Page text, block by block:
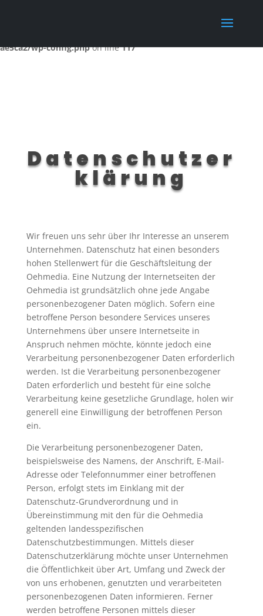
: Constant WP_MEMORY_LIMIT already defined in
ae5ca2/wp-config.phpon line117
Datenschutzer
klärung
Wir freuen uns sehr über Ihr Interesse an unserem
Unternehmen. Datenschutz hat einen besonders
hohen Stellenwert für die Geschäftsleitung der
Oehmedia. Eine Nutzung der Internetseiten der
Oehmedia ist grundsätzlich ohne jede Angabe
personenbezogener Daten möglich. Sofern eine
betroffene Person besondere Services unseres
Unternehmens über unsere Internetseite in
Anspruch nehmen möchte, könnte jedoch eine
Verarbeitung personenbezogener Daten erforderlich
werden. Ist die Verarbeitung personenbezogener
Daten erforderlich und besteht für eine solche
Verarbeitung keine gesetzliche Grundlage, holen wir
generell eine Einwilligung der betroffenen Person
ein.
Die Verarbeitung personenbezogener Daten,
beispielsweise des Namens, der Anschrift, E-Mail-
Adresse oder Telefonnummer einer betroffenen
Person, erfolgt stets im Einklang mit der
Datenschutz-Grundverordnung und in
Übereinstimmung mit den für die Oehmedia
geltenden landesspezifischen
Datenschutzbestimmungen. Mittels dieser
Datenschutzerklärung möchte unser Unternehmen
die Öffentlichkeit über Art, Umfang und Zweck der
von uns erhobenen, genutzten und verarbeiteten
personenbezogenen Daten informieren. Ferner
werden betroffene Personen mittels dieser